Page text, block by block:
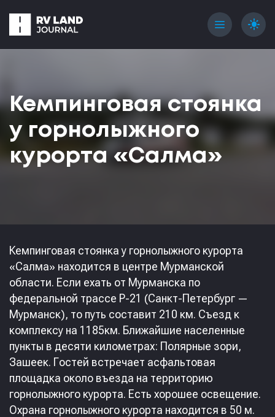
menu light_mode
Кемпинговая стоянка
у горнолыжного
курорта «Салма»
Кемпинговая стоянка у горнолыжного курорта
«Салма» находится в центре Мурманской
области. Если ехать от Мурманска по
федеральной трассе Р-21 (Санкт-Петербург —
Мурманск), то путь составит 210 км. Съезд к
комплексу на 1185км. Ближайшие населенные
пункты в десяти километрах: Полярные зори,
Зашеек. Гостей встречает асфальтовая
площадка около въезда на территорию
горнолыжного курорта. Есть хорошее освещение.
Охрана горнолыжного курорта находится в 50 м.